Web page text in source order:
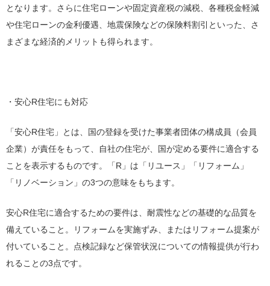
となります。さらに住宅ローンや固定資産税の減税、各種税金軽減
や住宅ローンの金利優遇、地震保険などの保険料割引といった、さ
まざまな経済的メリットも得られます。
・安心R住宅にも対応
「安心R住宅」とは、国の登録を受けた事業者団体の構成員（会員
企業）が責任をもって、自社の住宅が、国が定める要件に適合する
ことを表示するものです。「R」は「リユース」「リフォーム」
「リノベーション」の3つの意味をもちます。
安心R住宅に適合するための要件は、耐震性などの基礎的な品質を
備えていること。リフォームを実施ずみ、またはリフォーム提案が
付いていること。点検記録など保管状況についての情報提供が行わ
れることの3点です。